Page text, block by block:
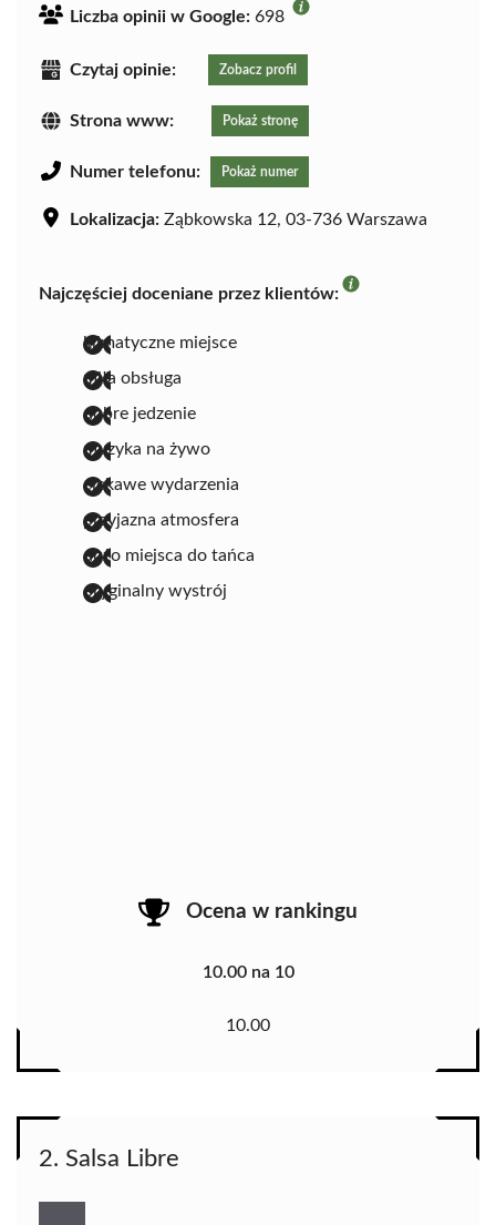
Liczba opinii w Google: 698
Czytaj opinie: Zobacz profil
Strona www: Pokaż stronę
Numer telefonu: Pokaż numer
Lokalizacja: Ząbkowska 12, 03-736 Warszawa
Najczęściej doceniane przez klientów:
klimatyczne miejsce
miła obsługa
dobre jedzenie
muzyka na żywo
ciekawe wydarzenia
przyjazna atmosfera
dużo miejsca do tańca
oryginalny wystrój
Ocena w rankingu
10.00 na 10
10.00
2. Salsa Libre